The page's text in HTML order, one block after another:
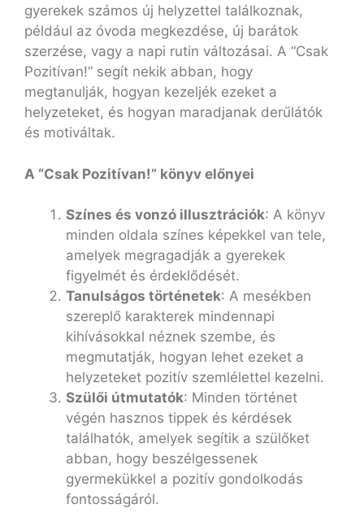
gyerekek számos új helyzettel találkoznak,
például az óvoda megkezdése, új barátok
szerzése, vagy a napi rutin változásai. A “Csak
Pozitívan!” segít nekik abban, hogy
megtanulják, hogyan kezeljék ezeket a
helyzeteket, és hogyan maradjanak derűlátók
és motiváltak.
A “Csak Pozitívan!” könyv előnyei
Színes és vonzó illusztrációk: A könyv
minden oldala színes képekkel van tele,
amelyek megragadják a gyerekek
figyelmét és érdeklődését.
Tanulságos történetek: A mesékben
szereplő karakterek mindennapi
kihívásokkal néznek szembe, és
megmutatják, hogyan lehet ezeket a
helyzeteket pozitív szemlélettel kezelni.
Szülői útmutatók: Minden történet
végén hasznos tippek és kérdések
találhatók, amelyek segítik a szülőket
abban, hogy beszélgessenek
gyermekükkel a pozitív gondolkodás
fontosságáról.